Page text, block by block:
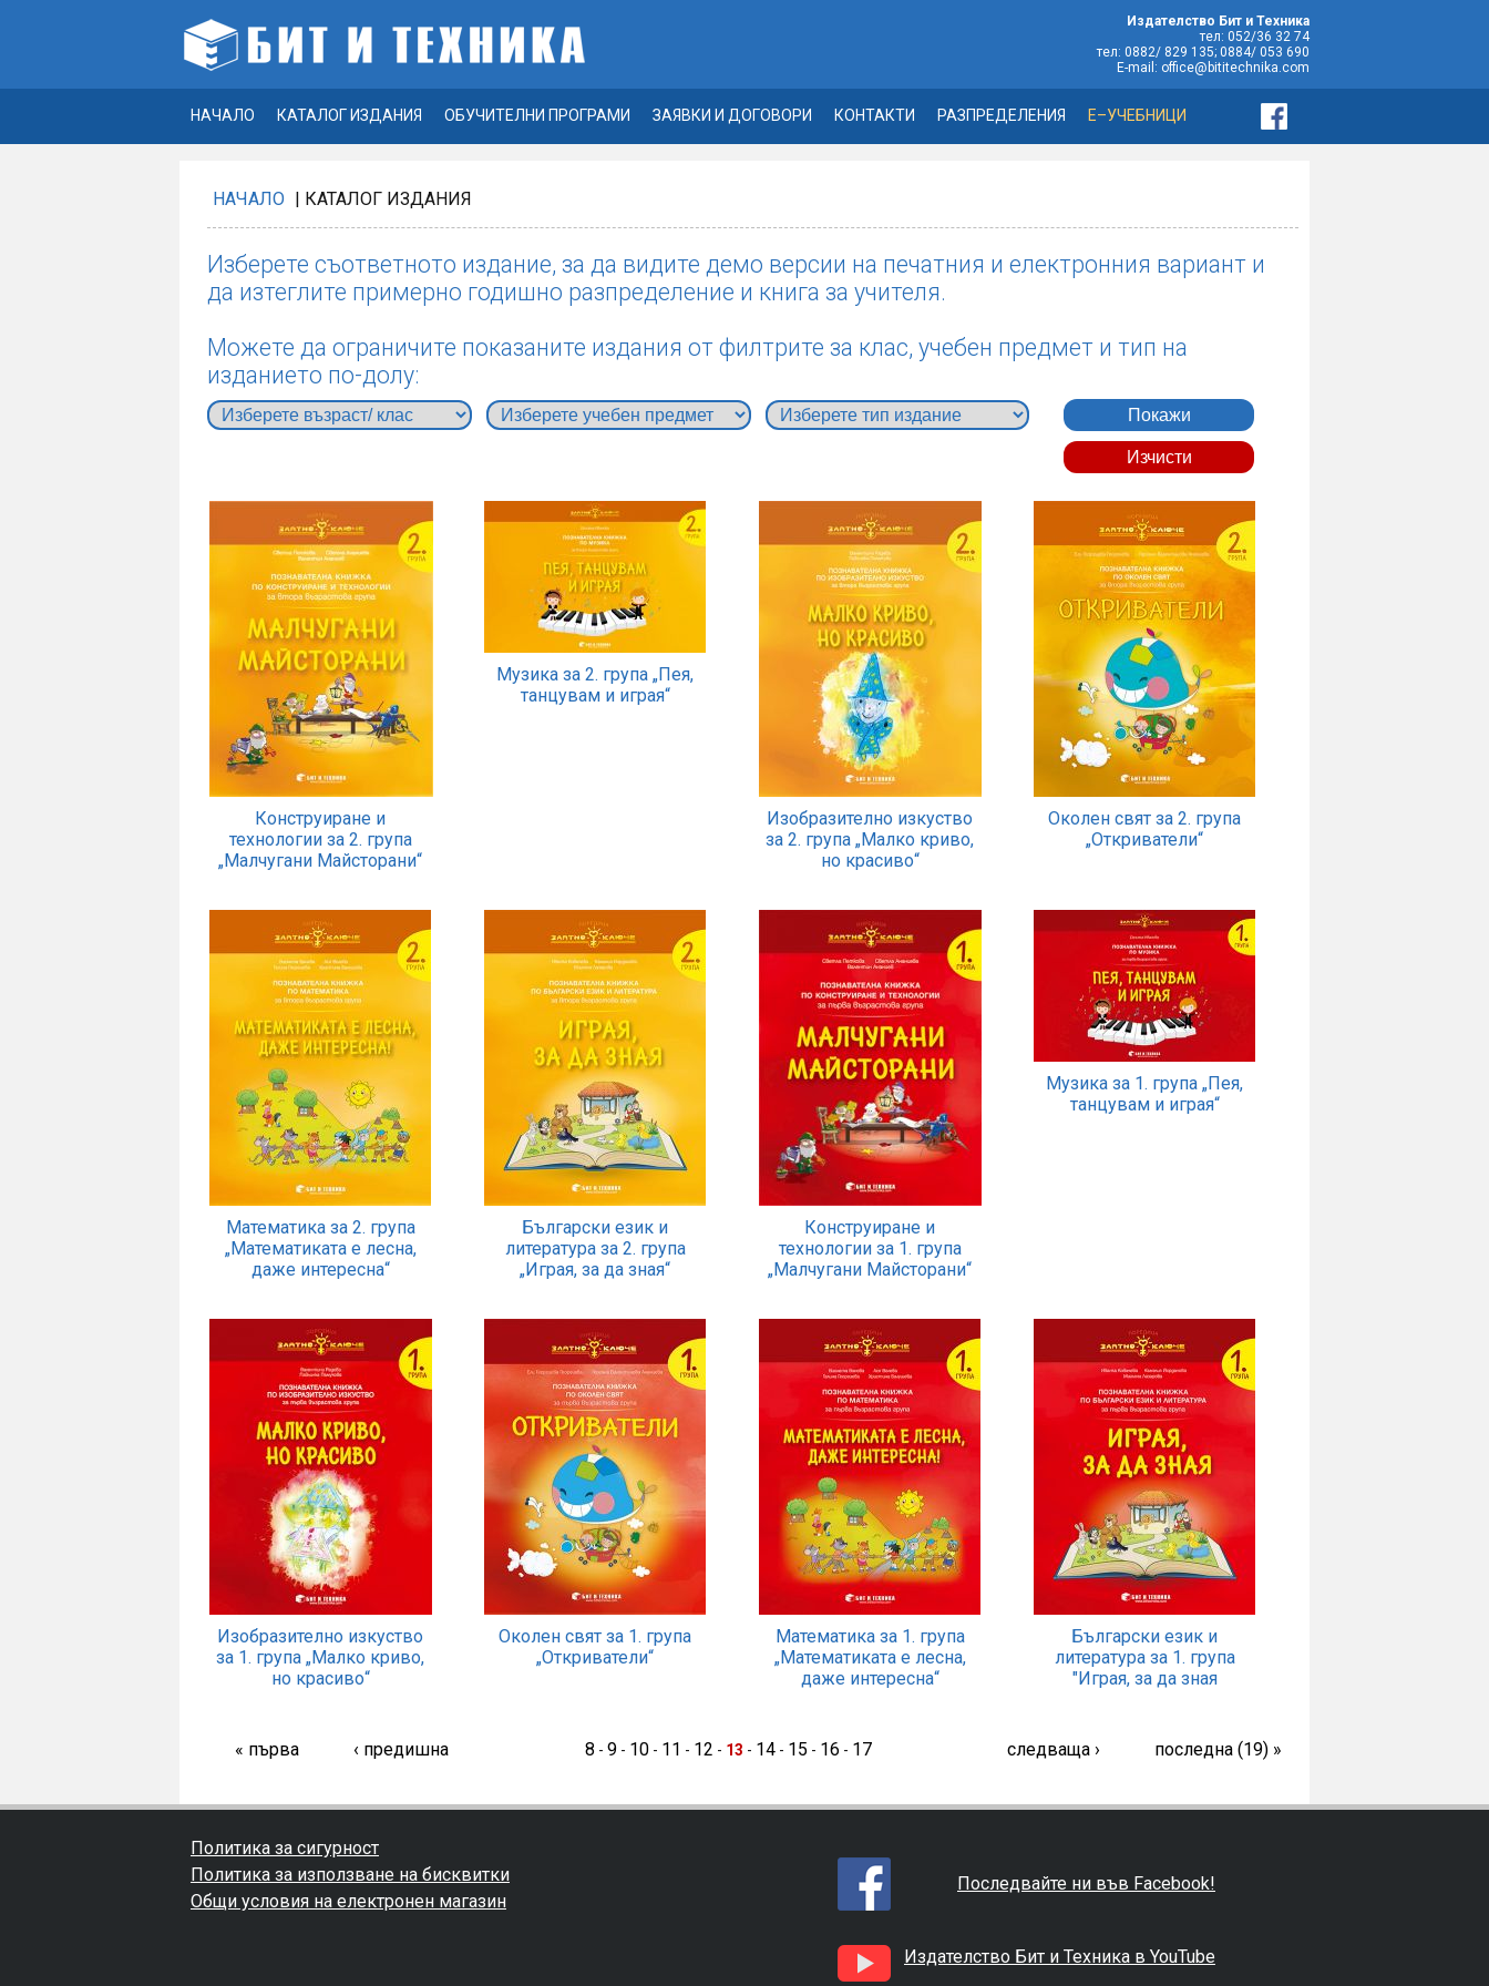
Издателство Бит и Техника
тел: 052/36 32 74
тел: 0882/ 829 135; 0884/ 053 690
E-mail: office@bititechnika.com
НАЧАЛО КАТАЛОГ ИЗДАНИЯ ОБУЧИТЕЛНИ ПРОГРАМИ ЗАЯВКИ И ДОГОВОРИ КОНТАКТИ РАЗПРЕДЕЛЕНИЯ Е–УЧЕБНИЦИ
НАЧАЛО | КАТАЛОГ ИЗДАНИЯ
Изберете съответното издание, за да видите демо версии на печатния и електронния вариант и
да изтеглите примерно годишно разпределение и книга за учителя.
Можете да ограничите показаните издания от филтрите за клас, учебен предмет и тип на
изданието по-долу:
Конструиране и
технологии за 2. група
„Малчугани Майсторани“
Музика за 2. група „Пея,
танцувам и играя“
Изобразително изкуство
за 2. група „Малко криво,
но красиво“
Околен свят за 2. група
„Откриватели“
Математика за 2. група
„Математиката е лесна,
даже интересна“
Български език и
литература за 2. група
„Играя, за да зная“
Конструиране и
технологии за 1. група
„Малчугани Майсторани“
Музика за 1. група „Пея,
танцувам и играя“
Изобразително изкуство
за 1. група „Малко криво,
но красиво“
Околен свят за 1. група
„Откриватели“
Математика за 1. група
„Математиката е лесна,
даже интересна“
Български език и
литература за 1. група
"Играя, за да зная
« първа ‹ предишна 8 - 9- 10- 11 - 12 - 13 - 14- 15 - 16 - 17 следваща › последна (19) »
Политика за сигурност
Политика за използване на бисквитки
Общи условия на електронен магазин
Последвайте ни във Facebook!
Издателство Бит и Техника в YouTube